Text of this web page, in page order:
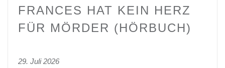
FRANCES HAT KEIN HERZ
FÜR MÖRDER (HÖRBUCH)
29. Juli 2026